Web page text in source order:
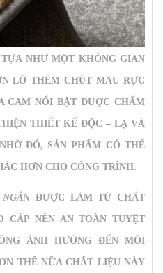
NHƯ MỘT KHÔNG GIAN
LỜ THÊM CHÚT MÀU RỰC
CAM NỔI BẬT ĐƯỢC CHẤM
THIẾT KẾ ĐỘC – LẠ VÀ
ĐÓ, SẢN PHẨM CÓ THỂ
HƠN CHO CÔNG TRÌNH.
ĐƯỢC LÀM TỪ CHẤT
CẤP NÊN AN TOÀN TUYỆT
ẢNH HƯỚNG ĐẾN MÔI
THẾ NỮA CHẤT LIỆU NÀY